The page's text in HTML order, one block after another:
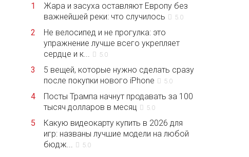
1
Жара и засуха оставляют Европу без
важнейшей реки: что случилось
5.0
2
Не велосипед и не прогулка: это
упражнение лучше всего укрепляет
сердце и к...
5.0
3
5 вещей, которые нужно сделать сразу
после покупки нового iPhone
5.0
4
Посты Трампа начнут продавать за 100
тысяч долларов в месяц
5.0
5
Какую видеокарту купить в 2026 для
игр: названы лучшие модели на любой
бюдж...
5.0